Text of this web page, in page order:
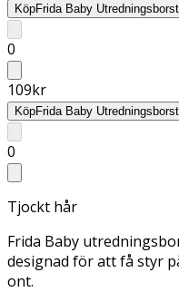
KöpFrida Baby
0
109kr
KöpFrida Baby
0
Tjockt hår
Frida Baby
designad för att få styr
ont.